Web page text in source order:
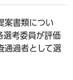
案書類につい
選考委員が評価
通過者として選